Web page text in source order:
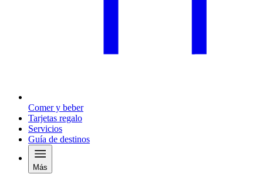
Comer y beber
Tarjetas regalo
Servicios
Guía de destinos
Más